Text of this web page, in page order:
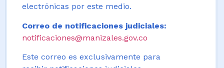
electrónicas por este medio.
Correo de notificaciones judiciales:
notificaciones@manizales.gov.co
Este correo es exclusivamente para